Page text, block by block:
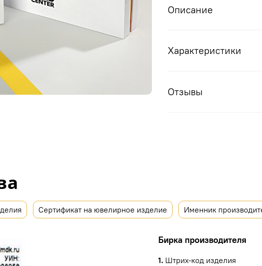
Описание
Характеристики
Отзывы
Сертификат на ювелирное изделие Именник
Бирка производителя
1.Штрих-код изделия